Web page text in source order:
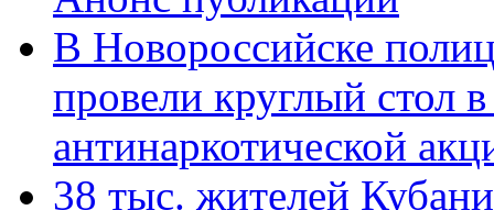
В Новороссийске
провели круглый стол
антинаркотической
38 тыс. жителей